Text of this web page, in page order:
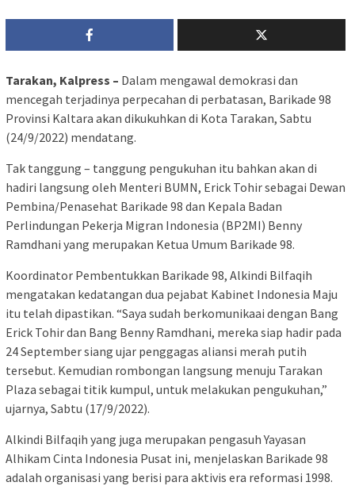
Tarakan, Kalpress – Dalam mengawal demokrasi dan
mencegah terjadinya perpecahan di perbatasan, Barikade 98
Provinsi Kaltara akan dikukuhkan di Kota Tarakan, Sabtu
(24/9/2022) mendatang.
Tak tanggung – tanggung pengukuhan itu bahkan akan di
hadiri langsung oleh Menteri BUMN, Erick Tohir sebagai Dewan
Pembina/Penasehat Barikade 98 dan Kepala Badan
Perlindungan Pekerja Migran Indonesia (BP2MI) Benny
Ramdhani yang merupakan Ketua Umum Barikade 98.
Koordinator Pembentukkan Barikade 98, Alkindi Bilfaqih
mengatakan kedatangan dua pejabat Kabinet Indonesia Maju
itu telah dipastikan. “Saya sudah berkomunikaai dengan Bang
Erick Tohir dan Bang Benny Ramdhani, mereka siap hadir pada
24 September siang ujar penggagas aliansi merah putih
tersebut. Kemudian rombongan langsung menuju Tarakan
Plaza sebagai titik kumpul, untuk melakukan pengukuhan,”
ujarnya, Sabtu (17/9/2022).
Alkindi Bilfaqih yang juga merupakan pengasuh Yayasan
Alhikam Cinta Indonesia Pusat ini, menjelaskan Barikade 98
adalah organisasi yang berisi para aktivis era reformasi 1998.